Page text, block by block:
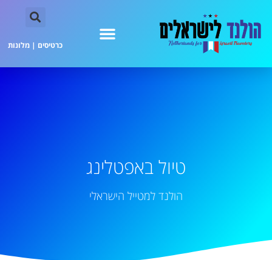
כרטיסים | מלונות
טיול באפטלינג
הולנד למטייל הישראלי